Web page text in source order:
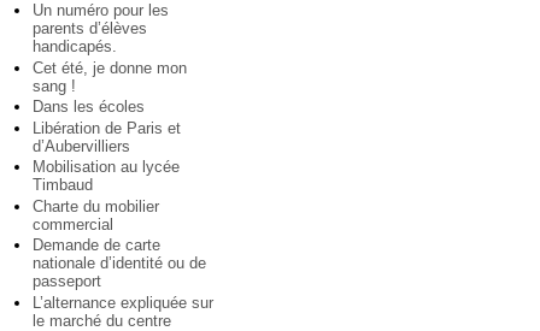
Un numéro pour les
parents d’élèves
handicapés.
Cet été, je donne mon
sang !
Dans les écoles
Libération de Paris et
d’Aubervilliers
Mobilisation au lycée
Timbaud
Charte du mobilier
commercial
Demande de carte
nationale d’identité ou de
passeport
L’alternance expliquée sur
le marché du centre